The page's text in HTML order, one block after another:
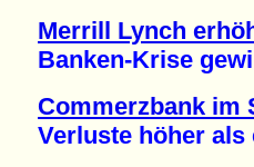
Merrill Lynch
Banken-Krise
Commerzbank im
Verluste höher als